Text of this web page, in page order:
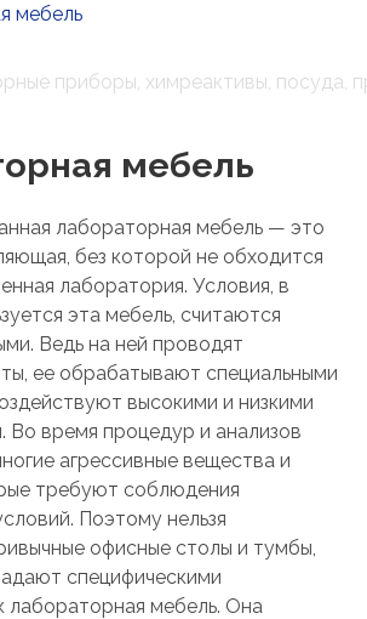
приборы, химреактивы, посуда,
мебель
лабораторная мебель — это
без которой не обходится
лаборатория. Условия, в
эта мебель, считаются
Ведь на ней проводят
ее обрабатывают специальными
высокими и низкими
Во время процедур и анализов
агрессивные вещества и
требуют соблюдения
Поэтому нельзя
офисные столы и тумбы,
специфическими
лабораторная мебель. Она